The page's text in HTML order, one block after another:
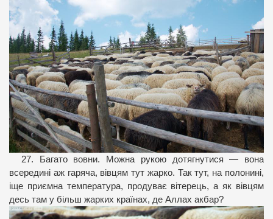
27. Багато вовни. Можна рукою дотягнутися — вона
всередині аж гаряча, вівцям тут жарко. Так тут, на полонині,
іще приємна температура, продуває вітерець, а як вівцям
десь там у більш жарких країнах, де Аллах акбар?